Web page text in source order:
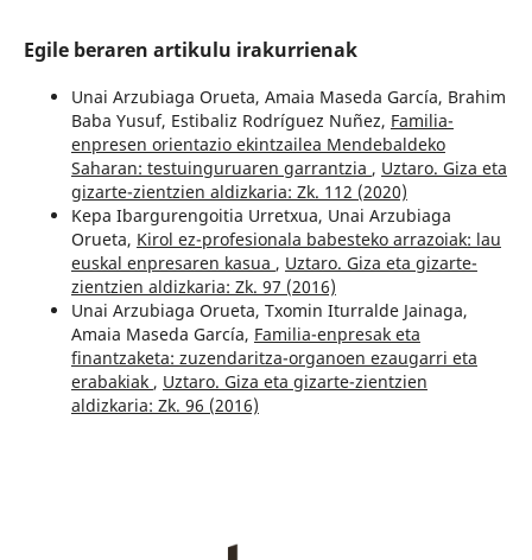
Egile beraren artikulu irakurrienak
Unai Arzubiaga Orueta, Amaia Maseda García, Brahim
Baba Yusuf, Estibaliz Rodríguez Nuñez, Familia-
enpresen orientazio ekintzailea Mendebaldeko
Saharan: testuinguruaren garrantzia , Uztaro. Giza eta
gizarte-zientzien aldizkaria: Zk. 112 (2020)
Kepa Ibargurengoitia Urretxua, Unai Arzubiaga
Orueta, Kirol ez-profesionala babesteko arrazoiak: lau
euskal enpresaren kasua , Uztaro. Giza eta gizarte-
zientzien aldizkaria: Zk. 97 (2016)
Unai Arzubiaga Orueta, Txomin Iturralde Jainaga,
Amaia Maseda García, Familia-enpresak eta
finantzaketa: zuzendaritza-organoen ezaugarri eta
erabakiak , Uztaro. Giza eta gizarte-zientzien
aldizkaria: Zk. 96 (2016)